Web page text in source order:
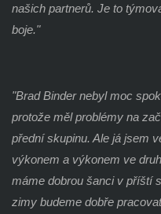
našich partnerů. Je to
boje."
"Brad Binder nebyl moc
protože měl problémy na
přední skupinu. Ale já jsem
výkonem a výkonem ve
máme dobrou šanci v příští
zimy budeme dobře